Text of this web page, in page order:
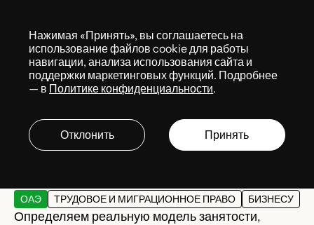
Services
Аутсорсинг персонала
в ОАЭ
ОАЭ ТРУДОВОЕ И МИГРАЦИОННОЕ ПРАВО БИЗНЕСУ
Определяем реальную модель занятости,
Нажимая «Принять», вы соглашаетесь на
использование файлов cookie для работы
навигации, анализа использования сайта и
поддержки маркетинговых функций. Подробнее
— в Политике конфиденциальности.
Отклонить Принять